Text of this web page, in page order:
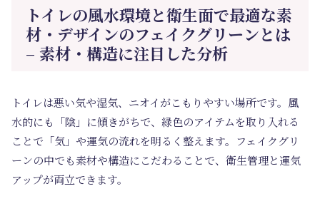
トイレの風水環境と衛生面で最適な素
材・デザインのフェイクグリーンとは
– 素材・構造に注目した分析
トイレは悪い気や湿気、ニオイがこもりやすい場所です。風
水的にも「陰」に傾きがちで、緑色のアイテムを取り入れる
ことで「気」や運気の流れを明るく整えます。フェイクグリ
ーンの中でも素材や構造にこだわることで、衛生管理と運気
アップが両立できます。